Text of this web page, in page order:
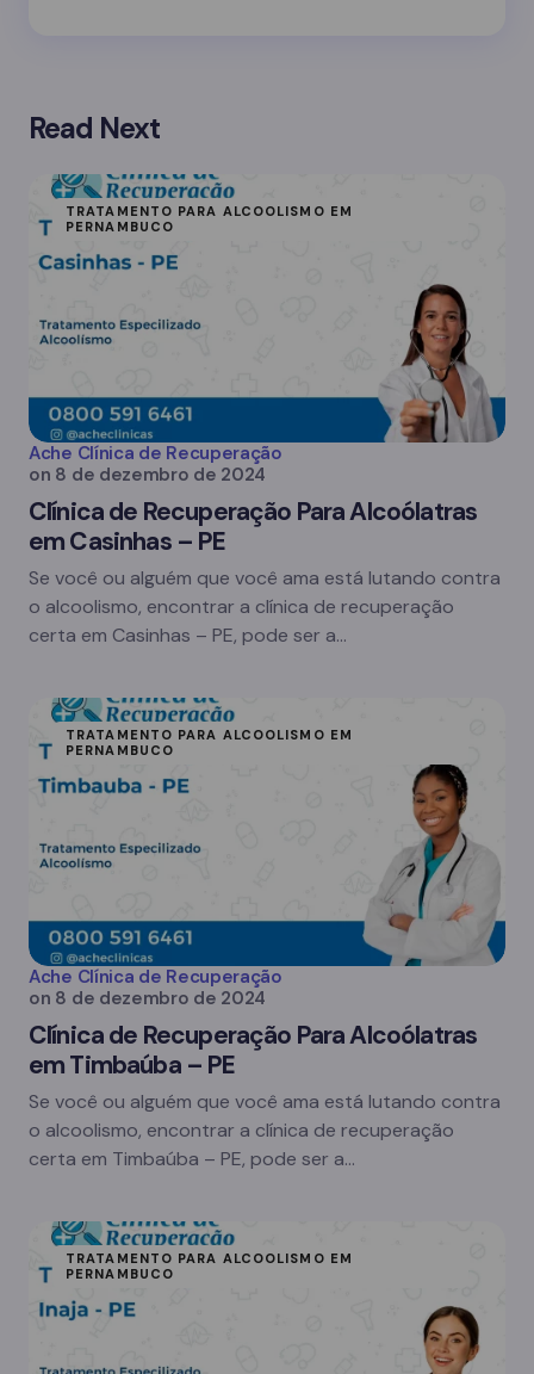
Read Next
TRATAMENTO PARA ALCOOLISMO EM
PERNAMBUCO
Ache Clínica de Recuperação
on 8 de dezembro de 2024
Clínica de Recuperação Para Alcoólatras
em Casinhas – PE
Se você ou alguém que você ama está lutando contra
o alcoolismo, encontrar a clínica de recuperação
certa em Casinhas – PE, pode ser a…
TRATAMENTO PARA ALCOOLISMO EM
PERNAMBUCO
Ache Clínica de Recuperação
on 8 de dezembro de 2024
Clínica de Recuperação Para Alcoólatras
em Timbaúba – PE
Se você ou alguém que você ama está lutando contra
o alcoolismo, encontrar a clínica de recuperação
certa em Timbaúba – PE, pode ser a…
TRATAMENTO PARA ALCOOLISMO EM
PERNAMBUCO